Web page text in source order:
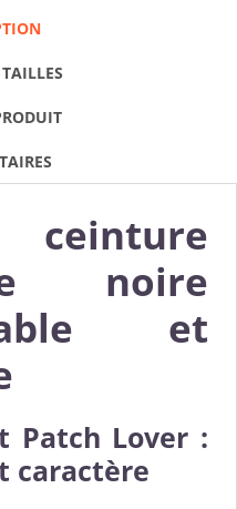
noire
et
Patch Lover :
caractère